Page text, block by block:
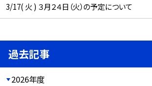
3/17( 火 ) ３月２４日（火）の予定について
過去記事
2026年度